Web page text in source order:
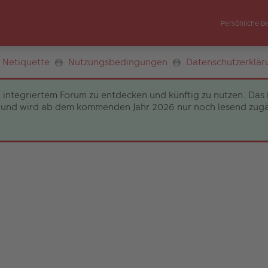
Persönliche
Netiquette Nutzungsbedingungen
Forum zu entdecken und künftig zu nutzen.
wird ab dem kommenden Jahr 2026 nur noch lesend